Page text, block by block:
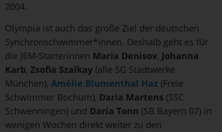
2004.
Olympia ist auch das große Ziel der deutschen
Synchronschwimmer*innen. Deshalb geht es für
die JEM-Starterinnen Maria Denisov, Johanna
Karb, Zsofia Szalkay (alle SG Stadtwerke
München), Amélie Blumenthal Haz (Freie
Schwimmer Bochum), Daria Martens (SSC
Schwenningen) und Daria Tonn (SB Bayern 07) in
wenigen Wochen direkt weiter zu den